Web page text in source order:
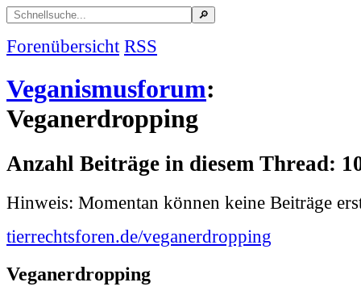
Forenübersicht RSS
Veganismusforum:
Veganerdropping
Anzahl Beiträge in diesem Thread:
Hinweis: Momentan können keine Beiträge
tierrechtsforen.de/veganerdropping
Veganerdropping